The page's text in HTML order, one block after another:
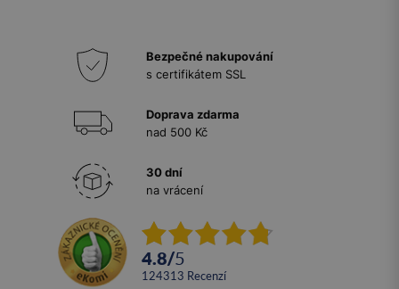
Bezpečné nakupování
s certifikátem SSL
Doprava zdarma
nad 500 Kč
30 dní
na vrácení
4.8/5
124313 recenzí